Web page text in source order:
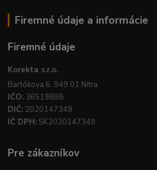
Firemné údaje a informácie
Firemné údaje
Korekta s.r.o.
Bartókova 6, 949 01 Nitra
IČO: 36519898
DIČ: 2020147349
IČ DPH: SK2020147349
Pre zákazníkov